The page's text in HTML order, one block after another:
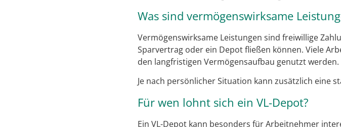
Was sind vermögenswirksame
Vermögenswirksame Leistungen sind freiwillige
Sparvertrag oder ein Depot fließen können. Viele
den langfristigen Vermögensaufbau genutzt werden.
Je nach persönlicher Situation kann zusätzlich eine
Für wen lohnt sich ein VL-Depot?
Ein VL-Depot kann besonders für Arbeitnehmer